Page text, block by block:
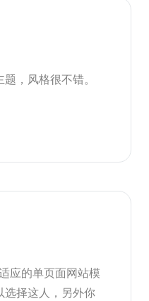
，风格很不错。
应的单页面网站模
选择这人，另外你